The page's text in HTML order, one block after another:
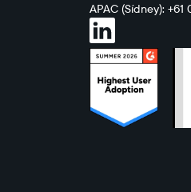
APAC (Sídney): +61